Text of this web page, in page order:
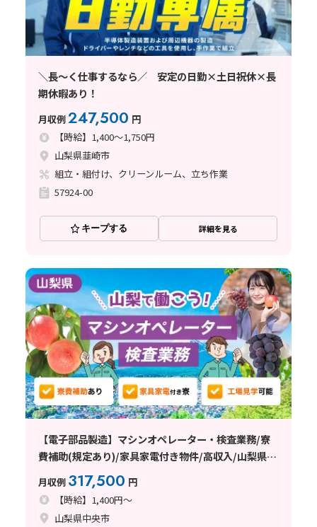
＼長～く仕事するなら／ 安定の日勤×土日祝休×長
期休暇あり！
月収例247,500 円
【時給】1,400～1,750円
山梨県韮崎市
組立・組付け、クリーンルーム、立ち作業
57924-00
キープする 詳細を見る
【電子部品製造】マシンオペレーター・検査業務/寮
費補助(規定あり)/家具家電付き物件/高収入/山梨県中
月収例 317,500 円
【時給】1,400円～
山梨県中央市